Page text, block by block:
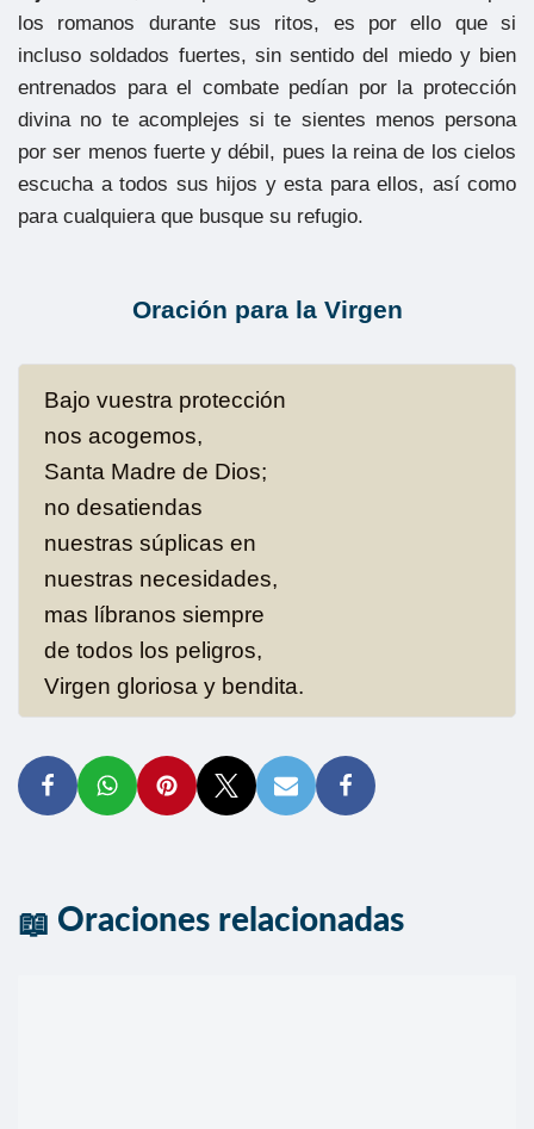
los romanos durante sus ritos, es por ello que si
incluso soldados fuertes, sin sentido del miedo y bien
entrenados para el combate pedían por la protección
divina no te acomplejes si te sientes menos persona
por ser menos fuerte y débil, pues la reina de los cielos
escucha a todos sus hijos y esta para ellos, así como
para cualquiera que busque su refugio.
Oración para la Virgen
Bajo vuestra protección
nos acogemos,
Santa Madre de Dios;
no desatiendas
nuestras súplicas en
nuestras necesidades,
mas líbranos siempre
de todos los peligros,
Virgen gloriosa y bendita.
Oraciones relacionadas